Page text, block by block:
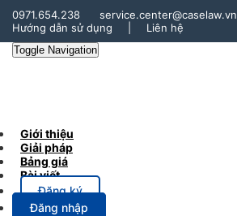
0971.654.238
service.center@caselaw.vn
Hướng dẫn sử dụng
Liên hệ
Toggle Navigation
Giới thiệu
Giải pháp
Bảng giá
Bài viết
Đăng ký
Đăng nhập